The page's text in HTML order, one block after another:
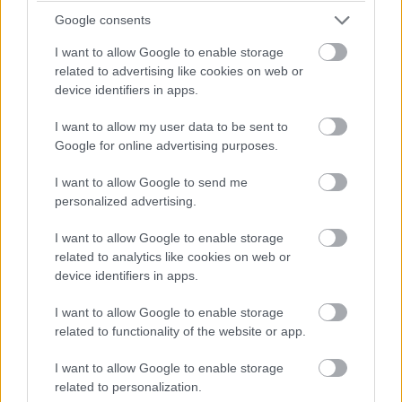
Google consents
I want to allow Google to enable storage
related to advertising like cookies on web or
device identifiers in apps.
I want to allow my user data to be sent to
Google for online advertising purposes.
I want to allow Google to send me
personalized advertising.
I want to allow Google to enable storage
related to analytics like cookies on web or
device identifiers in apps.
I want to allow Google to enable storage
related to functionality of the website or app.
I want to allow Google to enable storage
related to personalization.
nélkül, amit megint csak dicsérni lehet.
A finálé cliffhangere nem csapott arcon, de a
is jó néznivaló, mert gondolkodtatja a nézőt, vagyis
lehet csak én morfondíroztam el a részek alatt a
csak nézni, hanem beleélni magam a sorozatba.
Pimasz sorozat ez, mert egyik rész végi cliff se olyan